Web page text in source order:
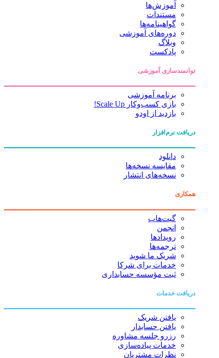
آموزش‌ها
مستندات
گواهینامه‌ها
دوره‌های آموزشی
وبلاگ
پادکست
توانمندسازی آموزشی
برنامه آموزشی
بازی کسب‌وکار Scale Up!
بازدید از اودو
دریافت نرم‌افزار
دانلود
مقایسه نسخه‌ها
نسخه‌های انتشار
همکاری
گیت‌هاب
انجمن
رویدادها
ترجمه‌ها
شریک ما شوید
خدمات برای شرکا
ثبت مؤسسه حسابداری
دریافت خدمات
یافتن شریک
یافتن حسابدار
رزرو جلسه مشاوره
خدمات پیاده‌سازی
نظرات مشتریان